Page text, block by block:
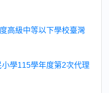
高級中等以下學校臺灣
學115學年度第2次代理